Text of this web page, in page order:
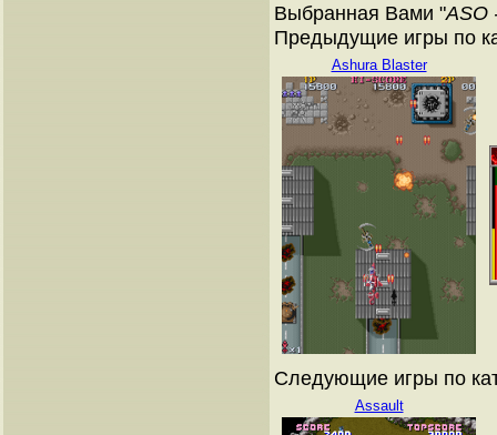
Выбранная Вами "ASO
Предыдущие игры по
Ashura Blaster
Следующие игры по
Assault